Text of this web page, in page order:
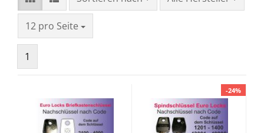
12 pro Seite
pro Seite
1
-24%